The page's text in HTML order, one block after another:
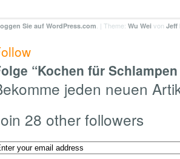
Sie auf WordPress.com. | Theme: Wu Wei von Jeff
“Kochen für
jeden neuen
28 other followers